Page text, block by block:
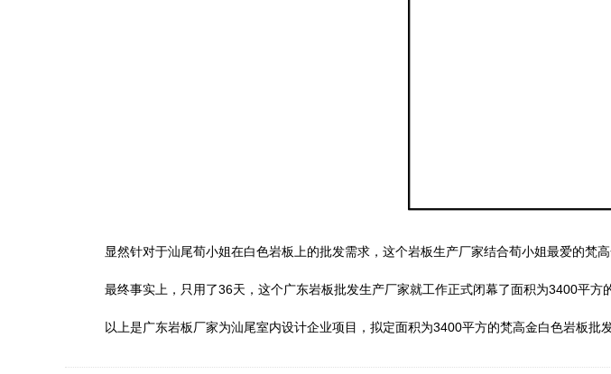
显然针对于汕尾荀小姐在白色岩板上的批发需求，这个岩板生产厂家结合荀小姐最爱的梵
最终事实上，只用了36天，这个广东岩板批发生产厂家就工作正式闭幕了面积为3400平
以上是广东岩板厂家为汕尾室内设计企业项目，拟定面积为3400平方的梵高金白色岩板批